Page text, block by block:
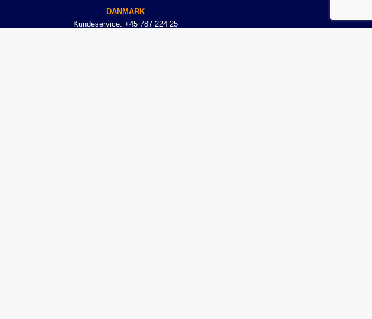
DANMARK
Kundeservice: +45 787 224 25